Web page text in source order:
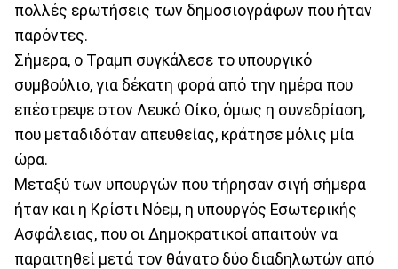
πολλές ερωτήσεις των δημοσιογράφων που ήταν
παρόντες.
Σήμερα, ο Τραμπ συγκάλεσε το υπουργικό
συμβούλιο, για δέκατη φορά από την ημέρα που
επέστρεψε στον Λευκό Οίκο, όμως η συνεδρίαση,
που μεταδιδόταν απευθείας, κράτησε μόλις μία
ώρα.
Μεταξύ των υπουργών που τήρησαν σιγή σήμερα
ήταν και η Κρίστι Νόεμ, η υπουργός Εσωτερικής
Ασφάλειας, που οι Δημοκρατικοί απαιτούν να
παραιτηθεί μετά τον θάνατο δύο διαδηλωτών από